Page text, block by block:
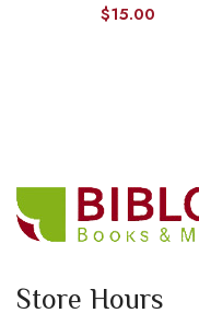
$15.00
Store Hours